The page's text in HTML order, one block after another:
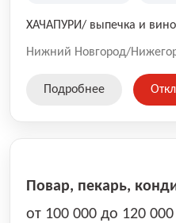
ХАЧАПУРИ/ выпечка и вино
Нижний Новгород/
Подробнее
Повар, пекарь,
от 100 000 до 120